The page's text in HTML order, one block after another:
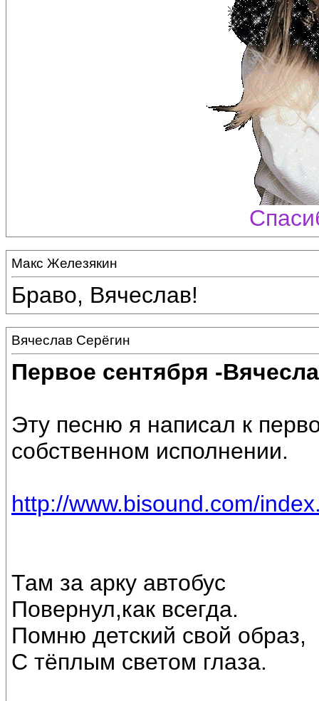
Макс Железякин
Браво, Вячеслав!
Вячеслав Серёгин
Первое сентября -
Эту песню я написал к
собственном исполнении.
http://www.bisound.com/
Там за арку автобус
Повернул,как всегда.
Помню детский свой образ,
С тёплым светом глаза.